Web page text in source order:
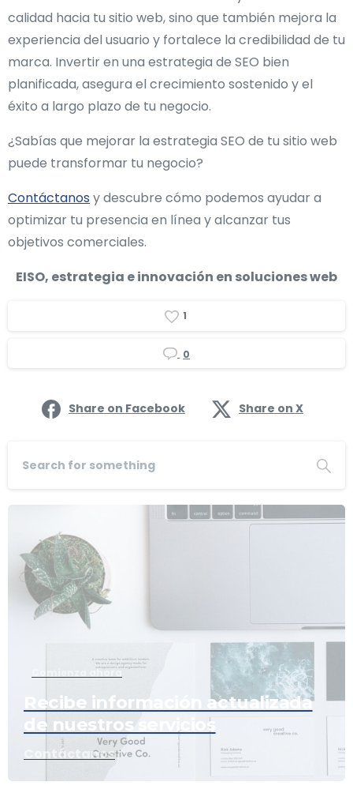
calidad hacia tu sitio web, sino que también mejora la
experiencia del usuario y fortalece la credibilidad de tu
marca. Invertir en una estrategia de SEO bien
planificada, asegura el crecimiento sostenido y el
éxito a largo plazo de tu negocio.
¿Sabías que mejorar la estrategia SEO de tu sitio web
puede transformar tu negocio?
Contáctanos y descubre cómo podemos ayudar a
optimizar tu presencia en línea y alcanzar tus
objetivos comerciales.
EISO, estrategia e innovación en soluciones web
1
0
Share on Facebook Share on X
Comienza ahora
Recibe información actualizada
de nuestros servicios
Contáctanos